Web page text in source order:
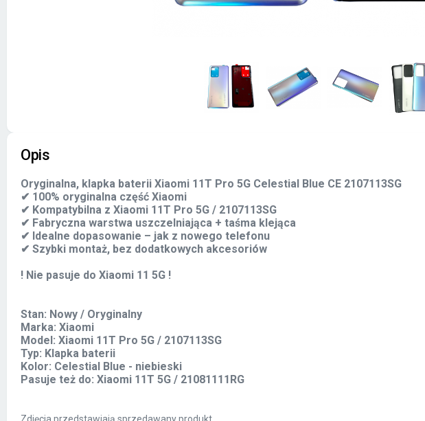
Opis
Oryginalna, klapka baterii Xiaomi 11T Pro 5G Celestial Blue CE 2107113SG
✔ 100% oryginalna część Xiaomi
✔ Kompatybilna z Xiaomi 11T Pro 5G / 2107113SG
✔ Fabryczna warstwa uszczelniająca + taśma klejąca
✔ Idealne dopasowanie – jak z nowego telefonu
✔ Szybki montaż, bez dodatkowych akcesoriów
! Nie pasuje do Xiaomi 11 5G !
Stan: Nowy / Oryginalny
Marka: Xiaomi
Model: Xiaomi 11T Pro 5G / 2107113SG
Typ: Klapka baterii
Kolor: Celestial Blue - niebieski
Pasuje też do: Xiaomi 11T 5G / 21081111RG
Zdjęcia przedstawiają sprzedawany produkt.